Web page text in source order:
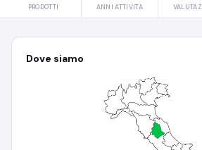
PRODOTTI ANNI ATTIVITA
Dove siamo